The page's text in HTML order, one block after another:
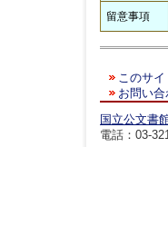
留意事項
このサ
お問い
国立公文書
電話：03-